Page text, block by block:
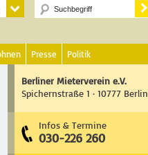
Presse Politik
Berliner Mieterverein e.V.
Spichernstraße 1 · 10777 Berlin
Infos & Termine
030-226 260